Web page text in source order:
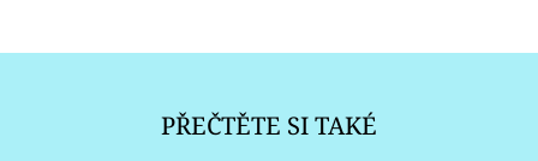
PŘEČTĚTE SI TAKÉ